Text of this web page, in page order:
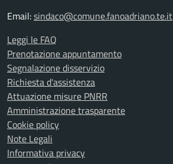
Email:sindaco@comune.fanoadriano.te.it
Leggi le FAQ
Prenotazione appuntamento
Segnalazione disservizio
Richiesta d'assistenza
Attuazione misure PNRR
Amministrazione trasparente
Cookie policy
Note Legali
Informativa privacy